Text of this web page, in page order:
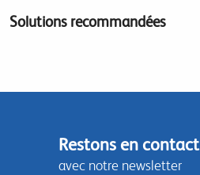
Solutions recommandées
Restons en contact
avec notre newsletter